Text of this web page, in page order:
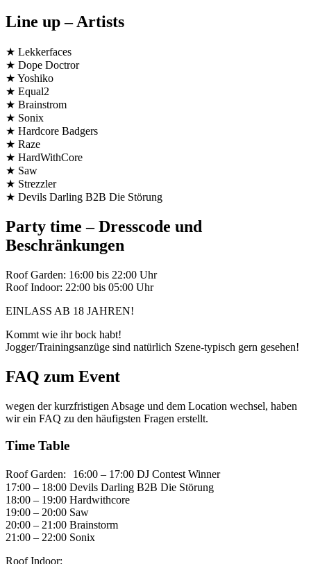
Line up – Artists
★ Lekkerfaces
★ Dope Doctror
★ Yoshiko
★ Equal2
★ Brainstrom
★ Sonix
★ Hardcore Badgers
★ Raze
★ HardWithCore
★ Saw
★ Strezzler
★ Devils Darling B2B Die Störung
Party time – Dresscode und
Beschränkungen
Roof Garden: 16:00 bis 22:00 Uhr
Roof Indoor: 22:00 bis 05:00 Uhr
EINLASS AB 18 JAHREN!
Kommt wie ihr bock habt!
Jogger/Trainingsanzüge sind natürlich Szene-typisch gern gesehen!
FAQ zum Event
wegen der kurzfristigen Absage und dem Location wechsel, haben
wir ein FAQ zu den häufigsten Fragen erstellt.
Time Table
Roof Garden: 16:00 – 17:00 DJ Contest Winner
17:00 – 18:00 Devils Darling B2B Die Störung
18:00 – 19:00 Hardwithcore
19:00 – 20:00 Saw
20:00 – 21:00 Brainstorm
21:00 – 22:00 Sonix
Roof Indoor: